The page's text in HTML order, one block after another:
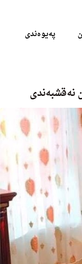
پەیوەندی
نه‌قشبه‌ندى